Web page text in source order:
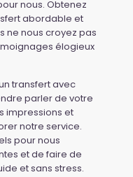
nous. Obtenez
abordable et
ne nous croyez pas
élogieux
transfert avec
parler de votre
impressions et
notre service.
pour nous
et de faire de
et sans stress.